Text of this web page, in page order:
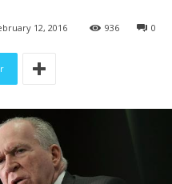
12, 2016 0
936